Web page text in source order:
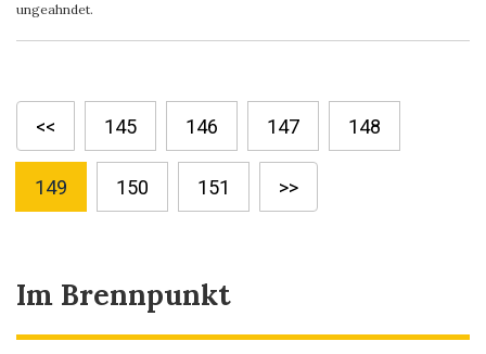
ungeahndet.
<< 145 146 147 148
149 150 151 >>
Im Brennpunkt